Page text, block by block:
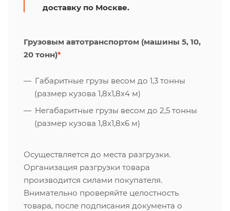
доставку по Москве.
Грузовым автотранспортом (машины 5, 10,
20 тонн)*
Габаритные грузы весом до 1,3 тонны
(размер кузова 1,8х1,8х4 м)
Негабаритные грузы весом до 2,5 тонны
(размер кузова 1,8х1,8х6 м)
Осуществляется до места разгрузки.
Организация разгрузки товара
производится силами покупателя.
Внимательно проверяйте целостность
товара, после подписания документа о